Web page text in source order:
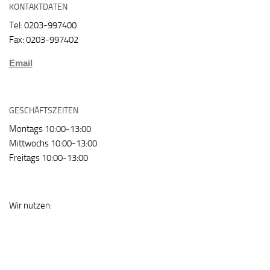
KONTAKTDATEN
Tel: 0203-997400
Fax: 0203-997402
Email
GESCHÄFTSZEITEN
Montags 10:00-13:00
Mittwochs 10:00-13:00
Freitags 10:00-13:00
Wir nutzen: